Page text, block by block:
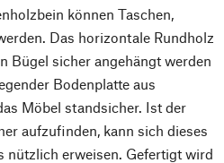
können Taschen,
Das horizontale Rundholz
Bügel sicher angehängt werden
Bodenplatte aus
Möbel standsicher. Ist der
aufzufinden, kann sich dieses
nützlich erweisen. Gefertigt wird